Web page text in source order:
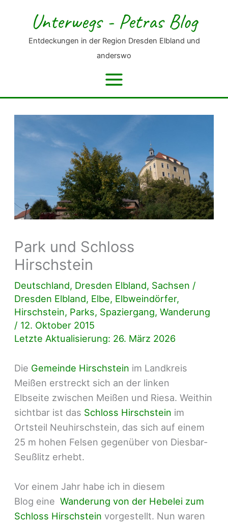
springen
Unterwegs - Petras Blog
Entdeckungen in der Region Dresden Elbland und
anderswo
Park und Schloss
Hirschstein
Deutschland, Dresden Elbland, Sachsen /
Dresden Elbland, Elbe, Elbweindörfer,
Hirschstein, Parks, Spaziergang,Wanderung
/ 12. Oktober 2015
Letzte Aktualisierung: 26. März 2026
Die Gemeinde Hirschstein im Landkreis
Meißen erstreckt sich an der linken
Elbseite zwischen Meißen und Riesa. Weithin
sichtbar ist das Schloss Hirschstein im
Ortsteil Neuhirschstein, das sich auf einem
25 m hohen Felsen gegenüber von Diesbar-
Seußlitz erhebt.
Vor einem Jahr habe ich in diesem
Blog eineWanderung von der Hebelei zum
Schloss Hirschsteinvorgestellt. Nun waren